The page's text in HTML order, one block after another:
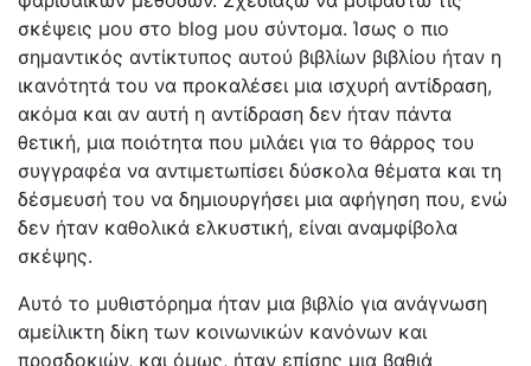
σκέψεις μου στο blog μου σύντομα. Ίσως ο πιο
σημαντικός αντίκτυπος αυτού βιβλίων βιβλίου ήταν η
ικανότητά του να προκαλέσει μια ισχυρή αντίδραση,
ακόμα και αν αυτή η αντίδραση δεν ήταν πάντα
θετική, μια ποιότητα που μιλάει για το θάρρος του
συγγραφέα να αντιμετωπίσει δύσκολα θέματα και τη
δέσμευσή του να δημιουργήσει μια αφήγηση που, ενώ
δεν ήταν καθολικά ελκυστική, είναι αναμφίβολα
σκέψης.
Αυτό το μυθιστόρημα ήταν μια βιβλίο για ανάγνωση
αμείλικτη δίκη των κοινωνικών κανόνων και
προσδοκιών, και όμως, ήταν επίσης μια βαθιά